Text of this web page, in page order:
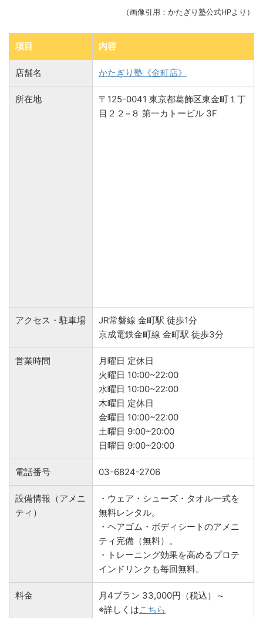
（画像引用：かたぎり塾公式HPより）
項目 内容
店舗名 かたぎり塾《金町店》
所在地
〒125-0041 東京都葛飾区東金町１丁
目２２−８ 第一カトービル 3F
アクセス・駐車場
JR常磐線 金町駅 徒歩1分
京成電鉄金町線 金町駅 徒歩3分
営業時間
月曜日 定休日
火曜日 10:00~22:00
水曜日 10:00~22:00
木曜日 定休日
金曜日 10:00~22:00
土曜日 9:00~20:00
日曜日 9:00~20:00
電話番号 03-6824-2706
設備情報（アメニ
ティ）
・ウェア・シューズ・タオル一式を
無料レンタル。
・ヘアゴム・ボディシートのアメニ
ティ完備（無料）。
・トレーニング効果を高めるプロテ
インドリンクも毎回無料。
料金
月4プラン 33,000円（税込）～
※詳しくはこちら